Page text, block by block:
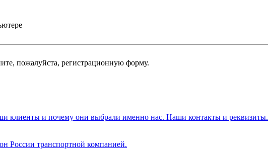
пожалуйста, регистрационную форму.
клиенты и почему они выбрали именно нас. Наши контакты и реквизиты.
России транспортной компанией.